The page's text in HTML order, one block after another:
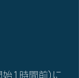
始1時間前)に